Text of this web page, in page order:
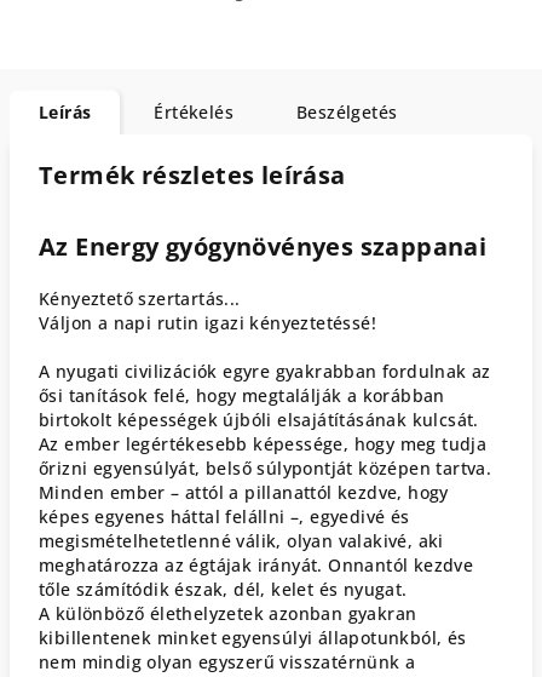
Leírás Értékelés Beszélgetés
Termék részletes leírása
Az Energy gyógynövényes szappanai
Kényeztető szertartás...
Váljon a napi rutin igazi kényeztetéssé!
A nyugati civilizációk egyre gyakrabban fordulnak az
ősi tanítások felé, hogy megtalálják a korábban
birtokolt képességek újbóli elsajátításának kulcsát.
Az ember legértékesebb képessége, hogy meg tudja
őrizni egyensúlyát, belső súlypontját középen tartva.
Minden ember – attól a pillanattól kezdve, hogy
képes egyenes háttal felállni –, egyedivé és
megismételhetetlenné válik, olyan valakivé, aki
meghatározza az égtájak irányát. Onnantól kezdve
tőle számítódik észak, dél, kelet és nyugat.
A különböző élethelyzetek azonban gyakran
kibillentenek minket egyensúlyi állapotunkból, és
nem mindig olyan egyszerű visszatérnünk a